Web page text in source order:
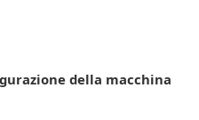
della macchina